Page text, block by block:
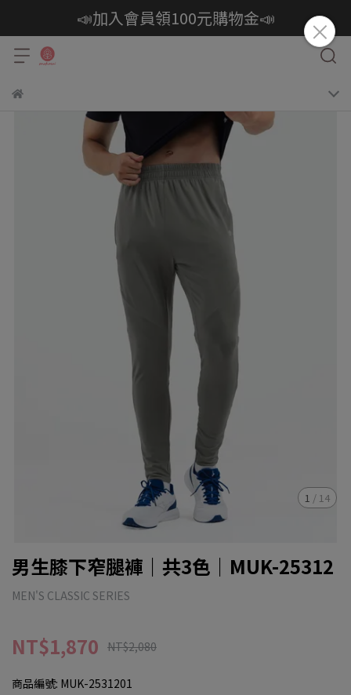
📣加入會員領100元購物金📣
1 / 14
男生膝下窄腿褲｜共3色｜MUK-25312
MEN'S CLASSIC SERIES
NT$1,870 NT$2,080
商品編號: MUK-2531201